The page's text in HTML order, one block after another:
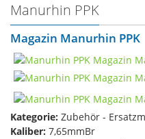
Manurhin PPK
Magazin Manurhin PPK
Kategorie: Zubehör -
Kaliber: 7,65mmBr